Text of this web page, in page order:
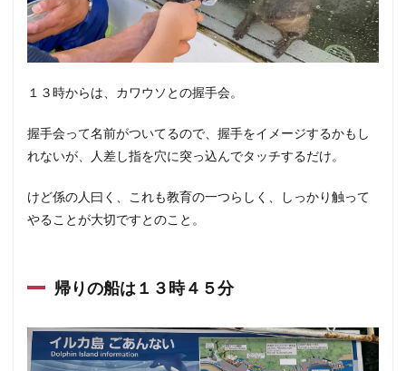
１３時からは、カワウソとの握手会。
握手会って名前がついてるので、握手をイメージするかもし
れないが、人差し指を穴に突っ込んでタッチするだけ。
けど係の人曰く、これも教育の一つらしく、しっかり触って
やることが大切ですとのこと。
帰りの船は１３時４５分